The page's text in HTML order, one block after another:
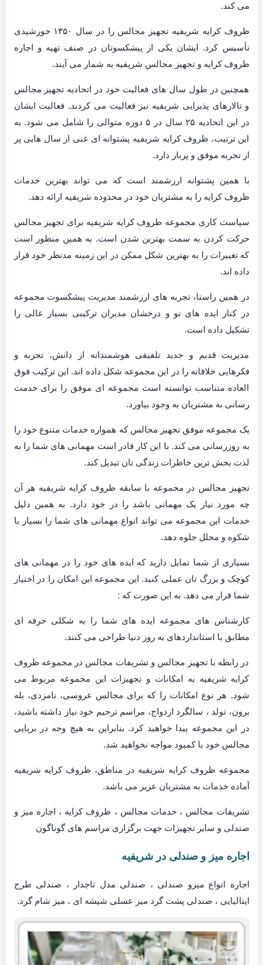
می کند.
ظروف کرایه شریفیه تجهیز مجالس را در سال ۱۳۵۰ خورشیدی
تأسیس کرد. ایشان یکی از پیشکسوتان در صنف تهیه و اجاره
ظروف کرایه و تجهیز مجالس شریفیه به شمار می آیند.
همچنین در طول سال های فعالیت خود در اتحادیه تجهیز مجالس
و تالارهای پذیرایی شریفیه نیز فعالیت می کردند. فعالیت ایشان
در این اتحادیه ۲۵ سال در ۵ دوره متوالی را شامل می شود. به
این ترتیب، ظروف کرایه شریفیه پشتوانه ای غنی از سال هایی پر
از تجربه موفق و پربار دارد.
با همین پشتوانه ارزشمند است که می تواند بهترین خدمات
ظروف کرایه را به مشتریان خود در محدوده شریفیه ارائه دهد.
سیاست کاری مجموعه ظروف کرایه شریفیه برای تجهیز مجالس
حرکت کردن به سمت بهترین شدن است. به همین منظور است
که تغییرات را به بهترین شکل ممکن در این زمینه مدنظر خود قرار
داده اند.
در همین راستا، تجربه های ارزشمند مدیریت پیشکسوت مجموعه
در کنار ایده های نو و درخشان مدیران ترکیبی بسیار عالی را
تشکیل داده است.
مدیریت قدیم و جدید تلفیقی هوشمندانه از دانش، تجربه و
فکرهایی خلاقانه را در این مجموعه شکل داده اند. این ترکیب فوق
العاده متناسب توانسته است مجموعه ای موفق را برای خدمت
رسانی به مشتریان به وجود بیاورد.
یک مجموعه موفق تجهیز مجالس که همواره خدمات متنوع خود را
به روزرسانی می کند. با این کار قادر است مهمانی های شما را به
لذت بخش ترین خاطرات زندگی تان تبدیل کند.
تجهیز مجالس در مجموعه با سابقه ظروف کرایه شریفیه هر آن
چه مورد نیاز یک مهمانی باشد را در خود دارد. به همین دلیل
خدمات این مجموعه می تواند انواع مهمانی های شما را بسیار با
شکوه و مجلل جلوه دهد.
بسیاری از شما تمایل دارید که ایده های خود را در مهمانی های
کوچک و بزرگ تان عملی کنید. این مجموعه این امکان را در اختیار
شما قرار می دهد. به این صورت که :
کارشناس های مجموعه ایده های شما را به شکلی حرفه ای
مطابق با استانداردهای به روز دنیا طراحی می کنند.
در رابطه با تجهیز مجالس و تشریفات مجالس در مجموعه ظروف
کرایه شریفیه به امکانات و تجهیزات این مجموعه مربوط می
شود. هر نوع امکانات را که برای مجالس عروسی، نامزدی، بله
برون، تولد ، سالگرد ازدواج، مراسم ترحیم خود نیاز داشته باشید،
در این مجموعه پیدا خواهید کرد. بنابراین به هیچ وجه در برپایی
مجالس خود با کمبود مواجه نخواهید شد.
مجموعه ظروف کرایه شریفیه در مناطق، ظروف کرایه شریفیه
آماده خدمات به مشتریان عزیز می باشد.
تشریفات مجالس ، خدمات مجالس ، ظروف کرایه ، اجاره میز و
صندلی و سایر تجهیزات جهت برگزاری مراسم های گوناگون
اجاره میز و صندلی در شریفیه
اجاره انواع میزو صندلی ، صندلی مدل تاجدار ، صندلی طرح
ایتالیایی ، صندلی پشت گرد میز عسلی شیشه ای ، میز شام گرد.